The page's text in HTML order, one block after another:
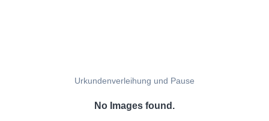
Urkundenverleihung und Pause
No Images found.